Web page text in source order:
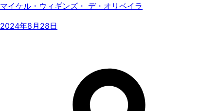
マイケル・ウィギンズ・ デ・オリベイラ
2024年8月28日